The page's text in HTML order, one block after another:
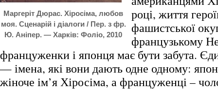
Маргеріт Дюрас. Хіросіма, любов
моя. Сценарій і діалоги / Пер. з фр.
Ю. Аніпер. — Харків: Фоліо, 2010
році, життя
фашистської
французькому
француженки і японця має бути забута.
— імена, які вони дають одне одному:
жіноче ім’я Хіросіма, а француженці –